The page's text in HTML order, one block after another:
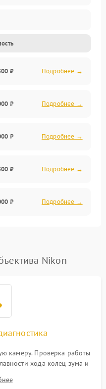
объектив с мотором/
₽ Подробнее →
₽ Подробнее →
₽ Подробнее →
₽ Подробнее →
₽ Подробнее →
Nikon
камеру. Проверка работы
хода колец зума и
линз на наличие царапин,
контактов байонета.